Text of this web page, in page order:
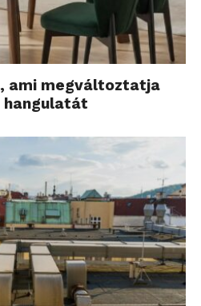
ami megváltoztatja
hangulatát